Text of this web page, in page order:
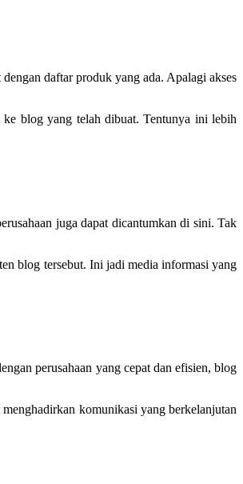
daftar produk yang ada. Apalagi akses
blog yang telah dibuat. Tentunya ini lebih
juga dapat dicantumkan di sini. Tak
blog tersebut. Ini jadi media informasi yang
perusahaan yang cepat dan efisien, blog
komunikasi yang berkelanjutan